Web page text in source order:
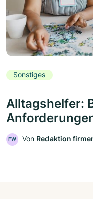
Sonstiges
Alltagshelfer:
FW Von Redaktion